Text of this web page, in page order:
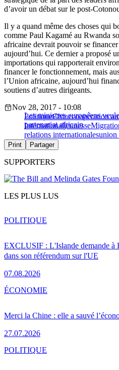
d’avoir un débat sur le post-
Il y a quand même des choses qui
comme Paul Kagamé au Rwanda
africaine devrait pouvoir se financer
aujourd’hui. Ce dernier a proposé
importations qui rapporterait
financer le fonctionnement, mais
l’Union africaine, aujourd’hui
soutiens d’autres dirigeants.
Les ministres européens
partenariat africain
Nov 28, 2017 - 10:08
PolitiqueChinecoopération
Internationaljeunesse
relations internationalesunion
Print Partager
SUPPORTERS
LES PLUS LUS
EXCLUSIF : L'Islande demande à
dans son référendum sur l'UE
07.08.2026
POLITIQUE
Merci la Chine : elle a sauvé
27.07.2026
ÉCONOMIE
POLITIQUE